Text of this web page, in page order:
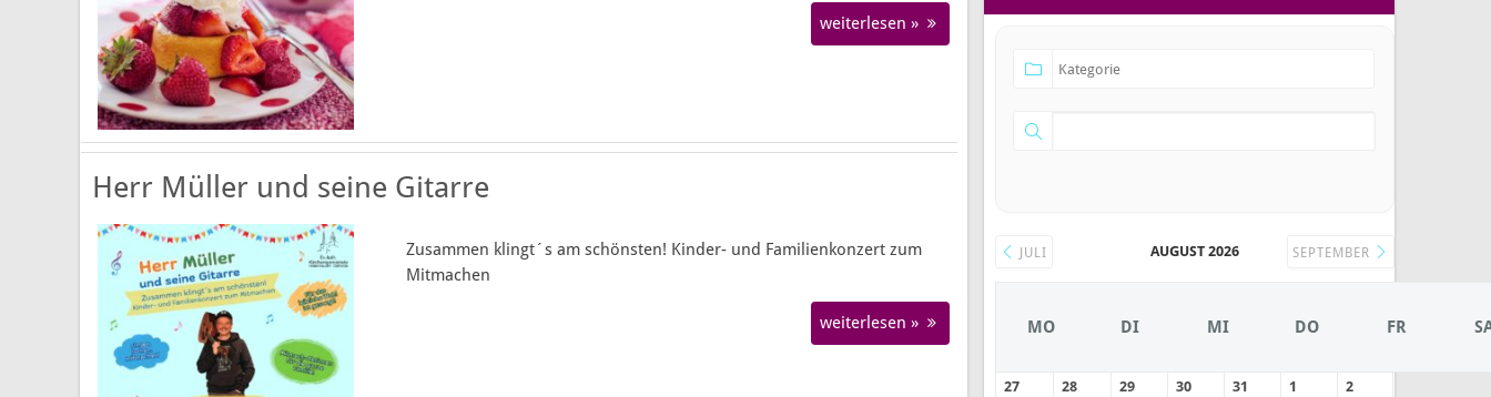
weiterlesen »
Herr Müller und seine Gitarre
Zusammen klingt´s am schönsten! Kinder- und Familienkonzert zum
Mitmachen
weiterlesen »
JULI AUGUST 2026 SEPTEMBER
MO DI MI DO FR
27 28 29 30 31 1 2